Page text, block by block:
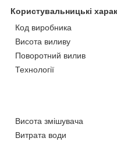
Користувальницькі
Код виробника
Висота виливу
Поворотний вилив
Технології
Висота змішувача
Витрата води